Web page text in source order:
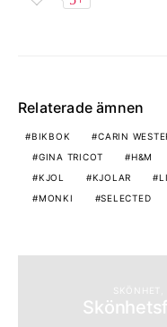
Relaterade ämnen
BIKBOK CARIN
GINA TRICOT
H&M
KJOL
KJOLAR
MONKI
SELECTED
SKÖNHET